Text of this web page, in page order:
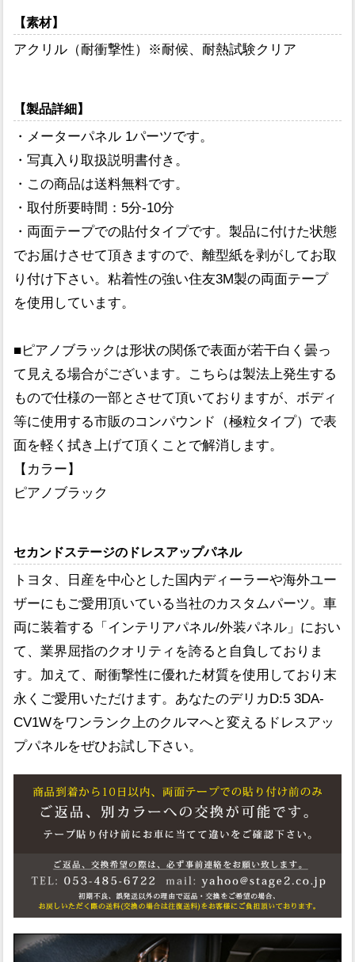
【素材】
アクリル（耐衝撃性）※耐候、耐熱試験クリア
【製品詳細】
・メーターパネル 1パーツです。
・写真入り取扱説明書付き。
・この商品は送料無料です。
・取付所要時間：5分-10分
・両面テープでの貼付タイプです。製品に付けた状態
でお届けさせて頂きますので、離型紙を剥がしてお取
り付け下さい。粘着性の強い住友3M製の両面テープ
を使用しています。
■ピアノブラックは形状の関係で表面が若干白く曇っ
て見える場合がございます。こちらは製法上発生する
もので仕様の一部とさせて頂いておりますが、ボディ
等に使用する市販のコンパウンド（極粒タイプ）で表
面を軽く拭き上げて頂くことで解消します。
【カラー】
ピアノブラック
セカンドステージのドレスアップパネル
トヨタ、日産を中心とした国内ディーラーや海外ユー
ザーにもご愛用頂いている当社のカスタムパーツ。車
両に装着する「インテリアパネル/外装パネル」におい
て、業界屈指のクオリティを誇ると自負しておりま
す。加えて、耐衝撃性に優れた材質を使用しており末
永くご愛用いただけます。あなたのデリカD:5 3DA-
CV1Wをワンランク上のクルマへと変えるドレスアッ
プパネルをぜひお試し下さい。